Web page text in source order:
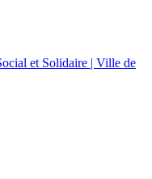
et Solidaire | Ville de